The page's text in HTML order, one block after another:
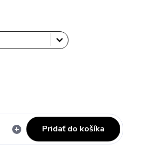
Pridať do košíka